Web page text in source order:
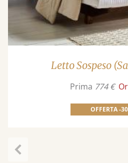
Letto Sospeso
Prima 774 €
OFFERTA -